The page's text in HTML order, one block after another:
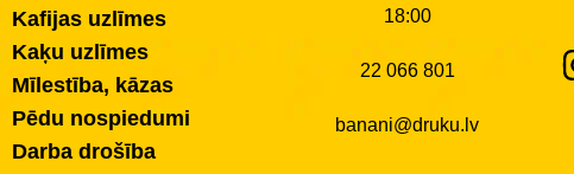
Kafijas uzlīmes
Kaķu uzlīmes
Mīlestība, kāzas
Pēdu nospiedumi
Darba drošība
18:00
22 066 801
banani@druku.lv